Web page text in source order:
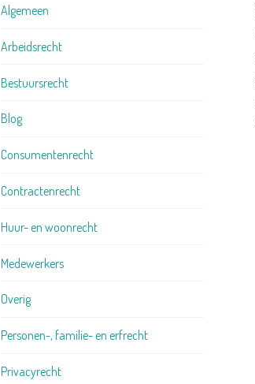
Algemeen
Arbeidsrecht
Bestuursrecht
Blog
Consumentenrecht
Contractenrecht
Huur- en woonrecht
Medewerkers
Overig
Personen-, familie- en erfrecht
Privacyrecht